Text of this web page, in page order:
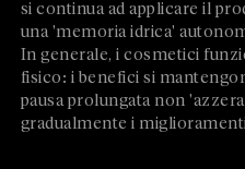
si continua ad applicare il
una 'memoria idrica'
In generale, i cosmetici
fisico: i benefici si
pausa prolungata non
gradualmente i